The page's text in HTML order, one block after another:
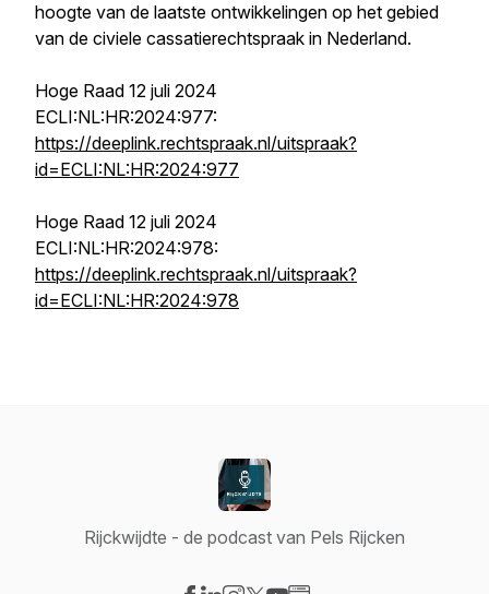
hoogte van de laatste ontwikkelingen op het gebied
van de civiele cassatierechtspraak in Nederland.
Hoge Raad 12 juli 2024
ECLI:NL:HR:2024:977:
https://deeplink.rechtspraak.nl/uitspraak?
id=ECLI:NL:HR:2024:977
Hoge Raad 12 juli 2024
ECLI:NL:HR:2024:978:
https://deeplink.rechtspraak.nl/uitspraak?
id=ECLI:NL:HR:2024:978
Rijckwijdte - de podcast van Pels Rijcken